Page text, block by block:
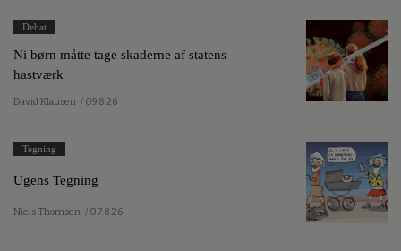
Debat
Ni børn måtte tage skaderne af statens
hastværk
David Klausen / 09.8.26
Tegning
Ugens Tegning
Niels Thomsen / 07.8.26